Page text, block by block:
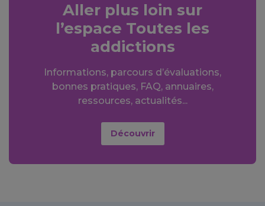
Aller plus loin sur
l’espace Toutes les
addictions
Informations, parcours d’évaluations,
bonnes pratiques, FAQ, annuaires,
ressources, actualités...
Découvrir